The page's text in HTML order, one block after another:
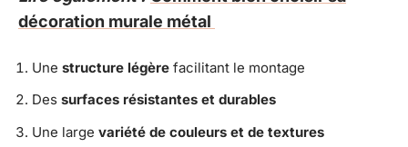
décoration murale métal
Une structure légère facilitant le montage
Des surfaces résistantes et durables
Une large variété de couleurs et de textures